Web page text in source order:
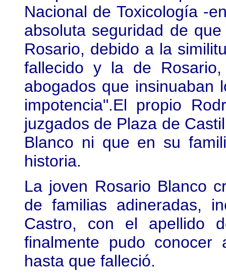
Nacional de Toxicología -
absoluta seguridad de
Rosario, debido a la
fallecido y la de
abogados que insinuaban
impotencia".El propio
juzgados de Plaza de
Blanco ni que en su
historia.
La joven Rosario Blanco
de familias adineradas,
Castro, con el apellido
finalmente pudo
hasta que falleció.